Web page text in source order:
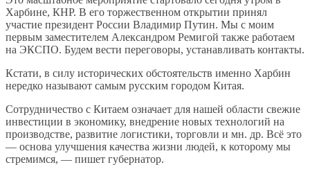
Харбине, КНР. В его торжественном открытии принял
участие президент России Владимир Путин. Мы с моим
первым заместителем Александром Ремигой также работаем
на ЭКСПО. Будем вести переговоры, устанавливать контакты.
Кстати, в силу исторических обстоятельств именно Харбин
нередко называют самым русским городом Китая.
Сотрудничество с Китаем означает для нашей области свежие
инвестиции в экономику, внедрение новых технологий на
производстве, развитие логистики, торговли и мн. др. Всё это
— основа улучшения качества жизни людей, к которому мы
стремимся, — пишет губернатор.